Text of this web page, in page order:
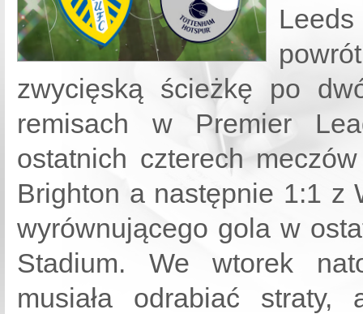
zwycięską ścieżkę po
remisach w Premier
ostatnich czterech
Brighton a następnie 1:1 z
wyrównującego gola w
Stadium. We wtorek
musiała odrabiać